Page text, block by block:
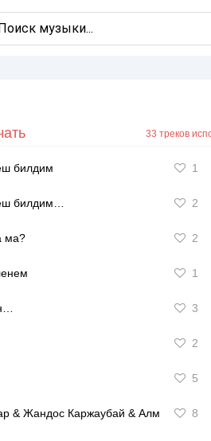
33 треков
билдим 1
билдим… 2
ма? 2
1
3
2
5
& Жандос Каржаубай & Алмасхан
8